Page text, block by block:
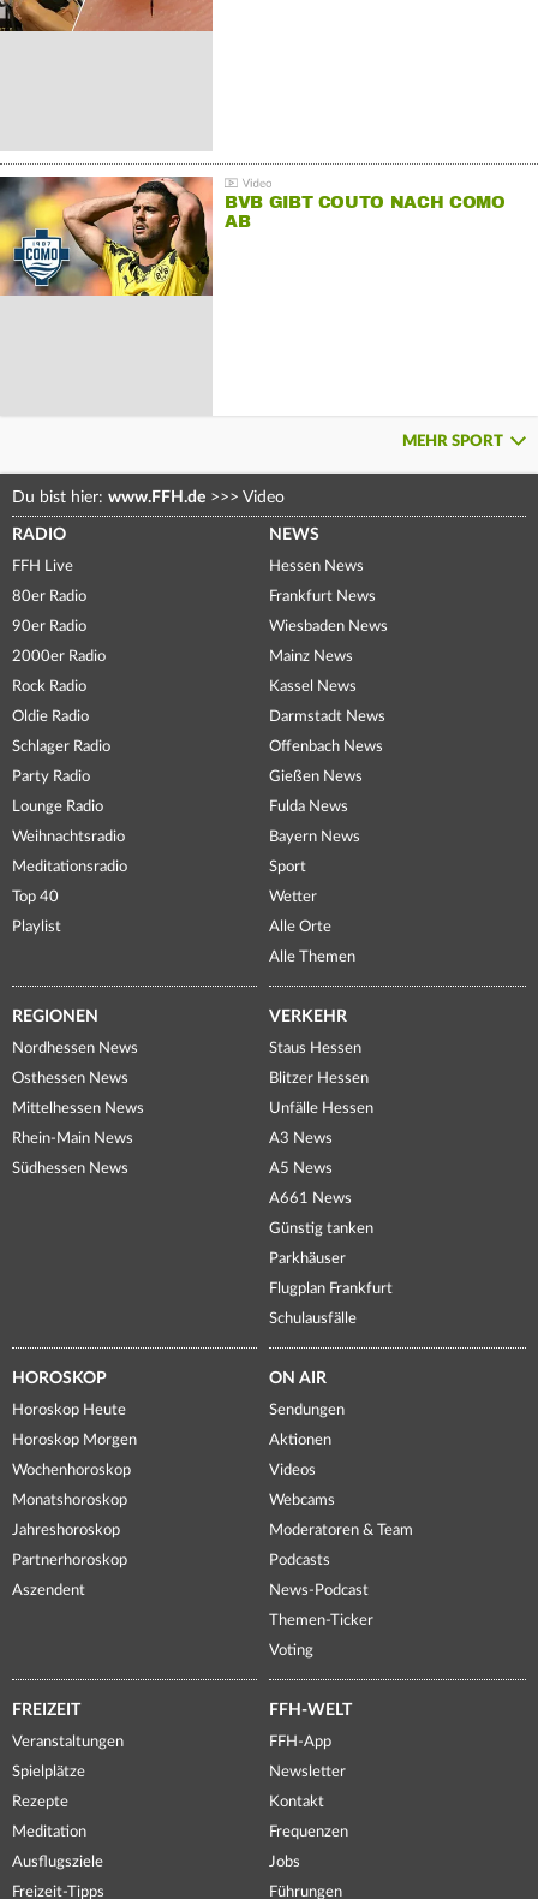
BVB GIBT COUTO NACH COMO
AB
MEHR SPORT
Du bist hier: www.FFH.de >>> Video
RADIO
FFH Live
80er Radio
90er Radio
2000er Radio
Rock Radio
Oldie Radio
Schlager Radio
Party Radio
Lounge Radio
Weihnachtsradio
Meditationsradio
Top 40
Playlist
NEWS
Hessen News
Frankfurt News
Wiesbaden News
Mainz News
Kassel News
Darmstadt News
Offenbach News
Gießen News
Fulda News
Bayern News
Sport
Wetter
Alle Orte
Alle Themen
REGIONEN
Nordhessen News
Osthessen News
Mittelhessen News
Rhein-Main News
Südhessen News
VERKEHR
Staus Hessen
Blitzer Hessen
Unfälle Hessen
A3 News
A5 News
A661 News
Günstig tanken
Parkhäuser
Flugplan Frankfurt
Schulausfälle
HOROSKOP
Horoskop Heute
Horoskop Morgen
Wochenhoroskop
Monatshoroskop
Jahreshoroskop
Partnerhoroskop
Aszendent
ON AIR
Sendungen
Aktionen
Videos
Webcams
Moderatoren & Team
Podcasts
News-Podcast
Themen-Ticker
Voting
FREIZEIT
Veranstaltungen
Spielplätze
Rezepte
Meditation
Ausflugsziele
Freizeit-Tipps
FFH-WELT
FFH-App
Newsletter
Kontakt
Frequenzen
Jobs
Führungen